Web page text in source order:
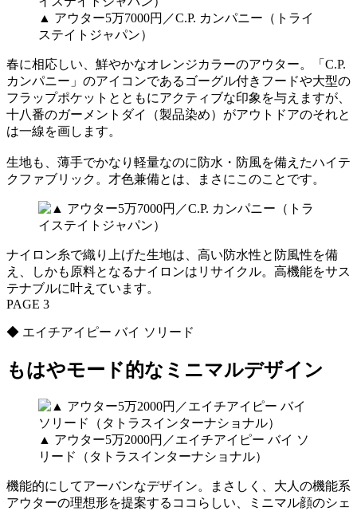
▲ アウター5万7000円／C.P. カンパニー（トライ
ステイトジャパン）
春に相応しい、鮮やかなオレンジカラーのアウター。「C.P.
カンパニー」のアイコンであるゴーグル付きフードや大型の
フラップポケットとともにアクティブな印象を与えますが、
十八番のガーメントダイ（製品染め）がアウトドアのそれと
は一線を画します。
生地も、薄手でかなり軽量なのに防水・防風を備えたハイテ
クファブリック。才色兼備とは、まさにこのことです。
ナイロン糸で織り上げた生地は、高い防水性と防風性を備
え、しかも原料となるナイロンはリサイクル。高機能をサス
テナブルに叶えています。
PAGE 3
◆ エイチアイピー バイ ソリード
もはやモード的なミニマルデザイン
▲ アウター5万2000円／エイチアイピー バイ ソ
リード（タトラスインターナショナル）
機能的にしてアーバンなデザイン。まさしく、大人の機能系
アウターの理想形を提案するココらしい、ミニマル顔のシェ